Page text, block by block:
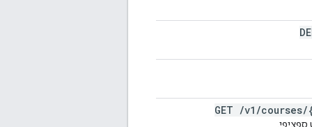
GET /v1 /courses/